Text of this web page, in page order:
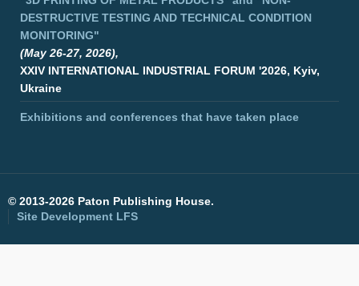
DESTRUCTIVE TESTING AND TECHNICAL CONDITION
MONITORING"
(May 26-27, 2026),
XXIV INTERNATIONAL INDUSTRIAL FORUM '2026, Kyiv,
Ukraine
Exhibitions and conferences that have taken place
© 2013-2026 Paton Publishing House.
Site Development LFS